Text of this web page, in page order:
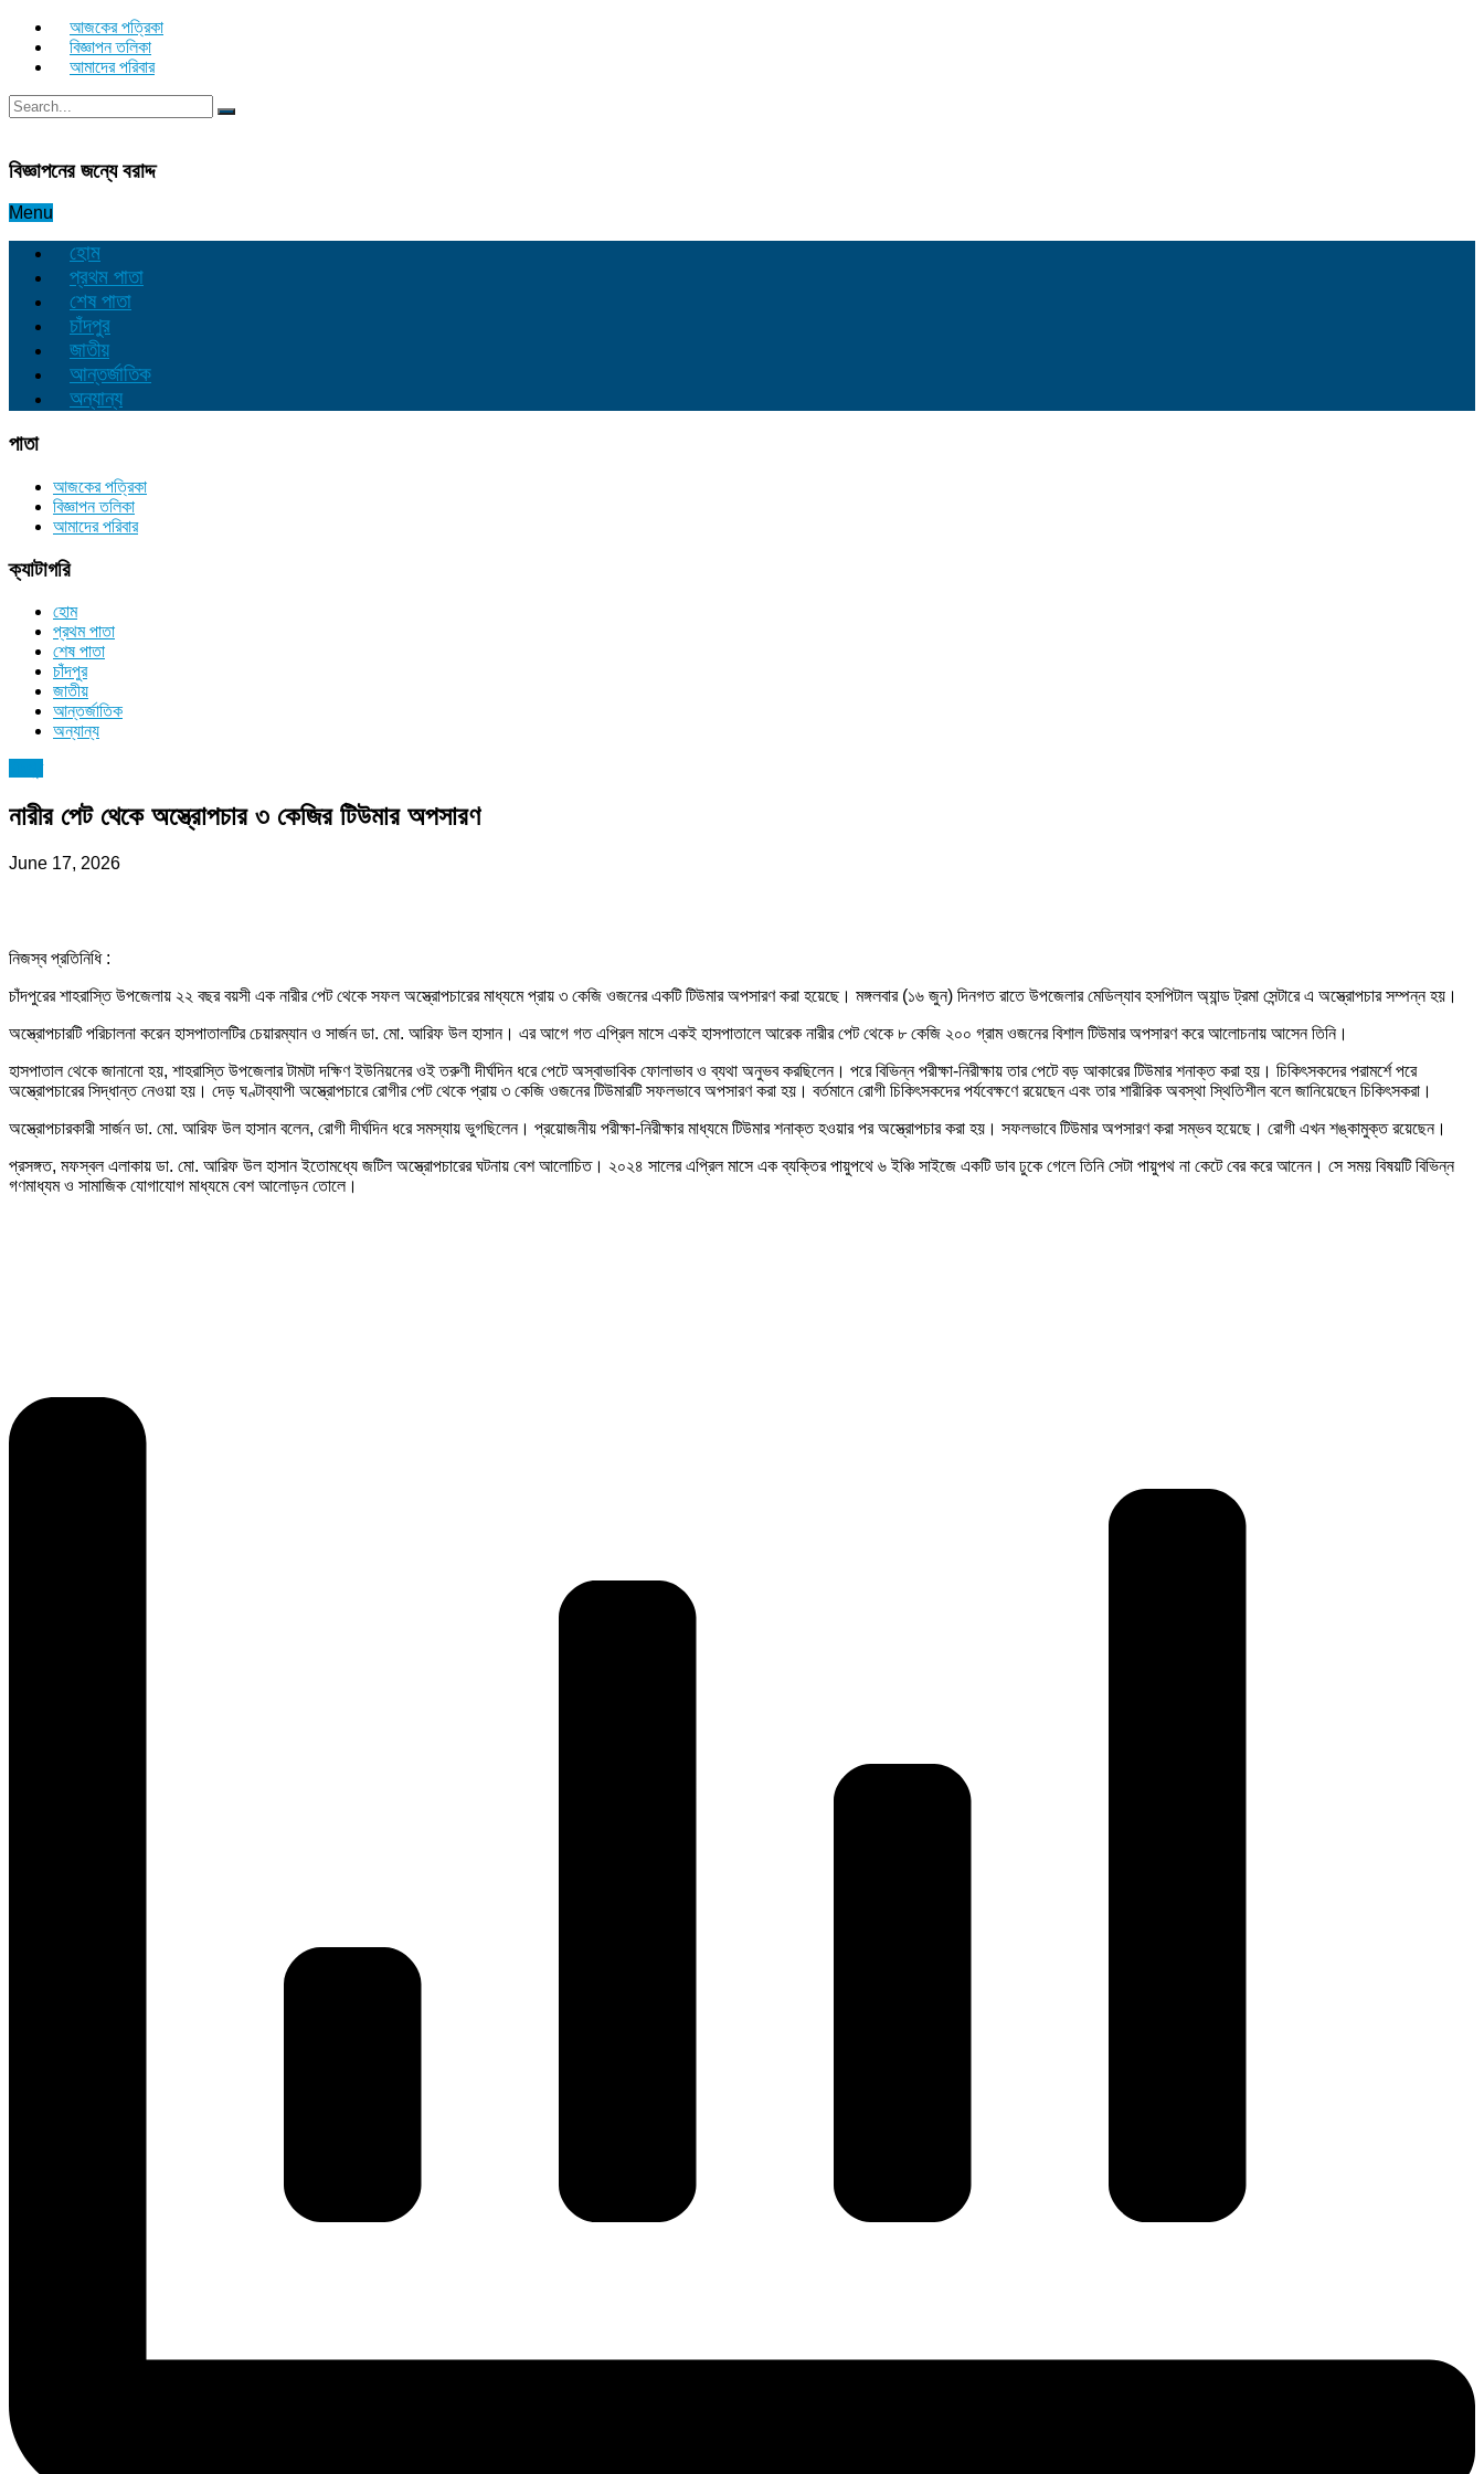
আজকের পত্রিকা
বিজ্ঞাপন তলিকা
আমাদের পরিবার
বিজ্ঞাপনের জন্যে বরাদ্দ
Menu
হোম
প্রথম পাতা
শেষ পাতা
চাঁদপুর
জাতীয়
আন্তর্জাতিক
অন্যান্য
পাতা
আজকের পত্রিকা
বিজ্ঞাপন তলিকা
আমাদের পরিবার
ক্যাটাগরি
হোম
প্রথম পাতা
শেষ পাতা
চাঁদপুর
জাতীয়
আন্তর্জাতিক
অন্যান্য
নারীর পেট থেকে অস্ত্রোপচার ৩ কেজির টিউমার অপসারণ
June 17, 2026
নিজস্ব প্রতিনিধি :
চাঁদপুরের শাহরাস্তি উপজেলায় ২২ বছর বয়সী এক নারীর পেট থেকে সফল অস্ত্রোপচারের মাধ্যমে প্রায় ৩ কেজি ওজনের একটি টিউমার অপসারণ করা হয়েছে। মঙ্গলবার (১৬ জুন) দিনগত রাতে উপজেলার মেডিল্যাব হসপিটাল অ্যান্ড ট্রমা সেন্টারে এ অস্ত্রোপচার সম্পন্ন হয়।
অস্ত্রোপচারটি পরিচালনা করেন হাসপাতালটির চেয়ারম্যান ও সার্জন ডা. মো. আরিফ উল হাসান। এর আগে গত এপ্রিল মাসে একই হাসপাতালে আরেক নারীর পেট থেকে ৮ কেজি ২০০ গ্রাম ওজনের বিশাল টিউমার অপসারণ করে আলোচনায় আসেন তিনি।
হাসপাতাল থেকে জানানো হয়, শাহরাস্তি উপজেলার টামটা দক্ষিণ ইউনিয়নের ওই তরুণী দীর্ঘদিন ধরে পেটে অস্বাভাবিক ফোলাভাব ও ব্যথা অনুভব করছিলেন। পরে বিভিন্ন পরীক্ষা-নিরীক্ষায় তার পেটে বড় আকারের টিউমার শনাক্ত করা হয়। চিকিৎসকদের পরামর্শে পরে
অস্ত্রোপচারের সিদ্ধান্ত নেওয়া হয়। দেড় ঘণ্টাব্যাপী অস্ত্রোপচারে রোগীর পেট থেকে প্রায় ৩ কেজি ওজনের টিউমারটি সফলভাবে অপসারণ করা হয়। বর্তমানে রোগী চিকিৎসকদের পর্যবেক্ষণে রয়েছেন এবং তার শারীরিক অবস্থা স্থিতিশীল বলে জানিয়েছেন চিকিৎসকরা।
অস্ত্রোপচারকারী সার্জন ডা. মো. আরিফ উল হাসান বলেন, রোগী দীর্ঘদিন ধরে সমস্যায় ভুগছিলেন। প্রয়োজনীয় পরীক্ষা-নিরীক্ষার মাধ্যমে টিউমার শনাক্ত হওয়ার পর অস্ত্রোপচার করা হয়। সফলভাবে টিউমার অপসারণ করা সম্ভব হয়েছে। রোগী এখন শঙ্কামুক্ত রয়েছেন।
প্রসঙ্গত, মফস্বল এলাকায় ডা. মো. আরিফ উল হাসান ইতোমধ্যে জটিল অস্ত্রোপচারের ঘটনায় বেশ আলোচিত। ২০২৪ সালের এপ্রিল মাসে এক ব্যক্তির পায়ুপথে ৬ ইঞ্চি সাইজে একটি ডাব ঢুকে গেলে তিনি সেটা পায়ুপথ না কেটে বের করে আনেন। সে সময় বিষয়টি বিভিন্ন
গণমাধ্যম ও সামাজিক যোগাযোগ মাধ্যমে বেশ আলোড়ন তোলে।